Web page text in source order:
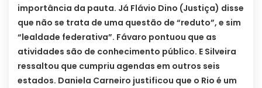
importância da pauta. Já Flávio Dino (Justiça) disse
que não se trata de uma questão de “reduto”, e sim
“lealdade federativa”. Fávaro pontuou que as
atividades são de conhecimento público. E Silveira
ressaltou que cumpriu agendas em outros seis
estados. Daniela Carneiro justificou que o Rio é um